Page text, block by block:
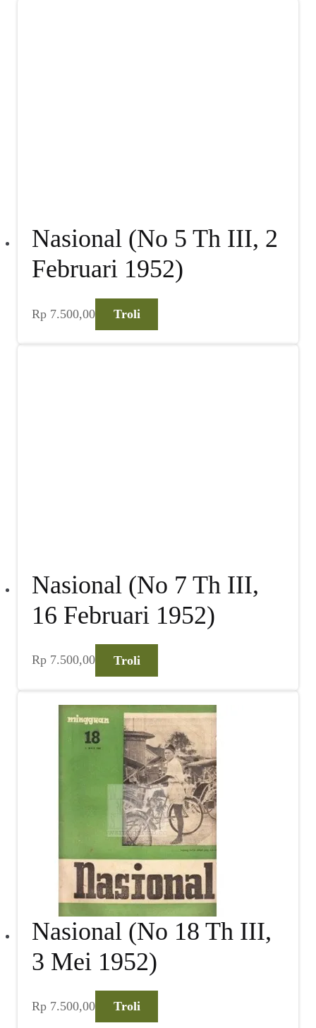
Nasional (No 5 Th III, 2
Februari 1952)
Rp 7.500,00 Troli
Nasional (No 7 Th III,
16 Februari 1952)
Rp 7.500,00 Troli
Nasional (No 18 Th III,
3 Mei 1952)
Rp 7.500,00 Troli